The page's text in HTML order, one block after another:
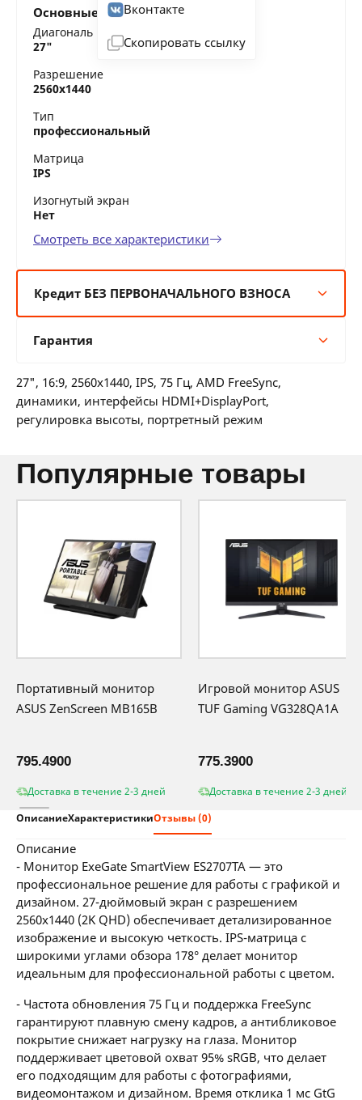
Вконтакте
Скопировать ссылку
Основные характеристики
Диагональ
27"
Разрешение
2560x1440
Тип
профессиональный
Матрица
IPS
Изогнутый экран
Нет
Смотреть все характеристики
Кредит БЕЗ ПЕРВОНАЧАЛЬНОГО ВЗНОСА
12 мес:36 BYN/мес
36 мес:15 BYN/мес
Гарантия
36 месяцев официальной гарантии от
производителя
27", 16:9, 2560x1440, IPS, 75 Гц, AMD FreeSync,
динамики, интерфейсы HDMI+DisplayPort,
регулировка высоты, портретный режим
популярные товары
Портативный монитор
ASUS ZenScreen MB165B
795.4900
Доставка в течение 2-3 дней
Игровой монитор ASUS
TUF Gaming VG328QA1A
775.3900
Доставка в течение 2-3 дней
ОписаниеХарактеристикиОтзывы (0)
описание
- Монитор ExeGate SmartView ES2707TA — это
профессиональное решение для работы с графикой и
дизайном. 27-дюймовый экран с разрешением
2560x1440 (2K QHD) обеспечивает детализированное
изображение и высокую четкость. IPS-матрица с
широкими углами обзора 178° делает монитор
идеальным для профессиональной работы с цветом.
- Частота обновления 75 Гц и поддержка FreeSync
гарантируют плавную смену кадров, а антибликовое
покрытие снижает нагрузку на глаза. Монитор
поддерживает цветовой охват 95% sRGB, что делает
его подходящим для работы с фотографиями,
видеомонтажом и дизайном. Время отклика 1 мс GtG